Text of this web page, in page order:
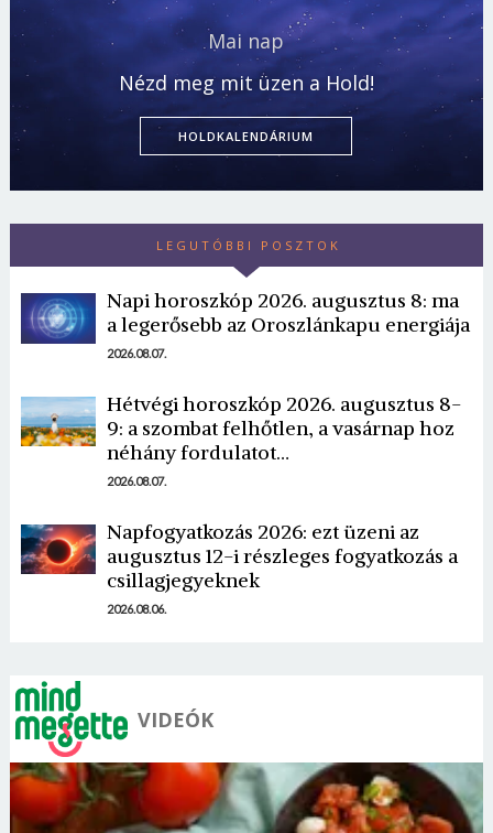
Mai nap
Nézd meg mit üzen a Hold!
HOLDKALENDÁRIUM
LEGUTÓBBI POSZTOK
Napi horoszkóp 2026. augusztus 8: ma
a legerősebb az Oroszlánkapu energiája
2026.08.07.
Hétvégi horoszkóp 2026. augusztus 8-
9: a szombat felhőtlen, a vasárnap hoz
néhány fordulatot…
2026.08.07.
Napfogyatkozás 2026: ezt üzeni az
augusztus 12-i részleges fogyatkozás a
csillagjegyeknek
2026.08.06.
VIDEÓK